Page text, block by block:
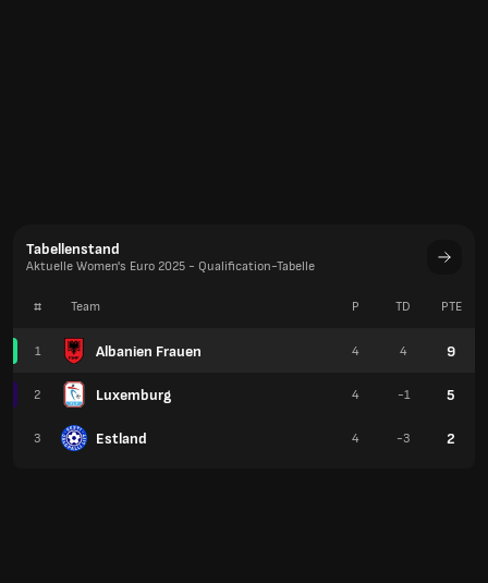
Tabellenstand
Aktuelle Women's Euro 2025 - Qualification-Tabelle
# Team
1 Albanien Frauen
2 Luxemburg
3 Estland
P TD PTE
4 4 9
4 -1 5
4 -3 2